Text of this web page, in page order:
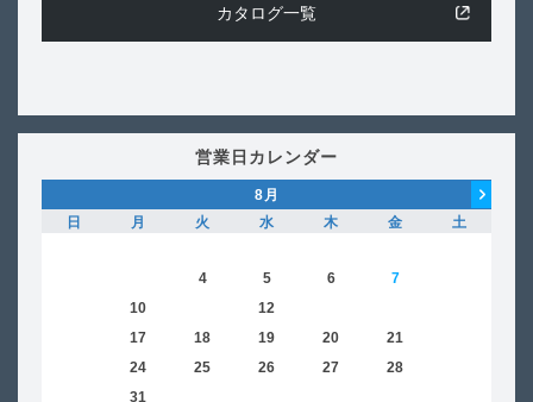
カタログ一覧
営業日カレンダー
8 月
日
月 火 水 木 金
土
4 5 6 7
10 12
17 18 19 20 21
24 25 26 27 28
31